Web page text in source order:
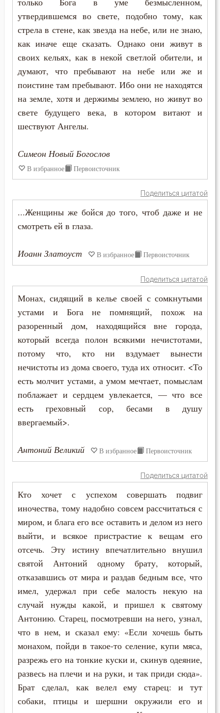
Убийство
Украшение
Ум
Умиление
Уныние
Утешение
Храм
Целомудрие
Человек
Человекоугодие
Честь
Чистота
Чтение
Чудо
Щедрость
Язык
Язычество
Ярость
утвердившемся во свете, подобно тому, как
стрела в стене, как звезда на небе, или не знаю,
как иначе еще сказать. Однако они живут в
своих кельях, как в некой светлой обители, и
думают, что пребывают на небе или же и
поистине там пребывают. Ибо они не находятся
на земле, хотя и держимы землею, но живут во
свете будущего века, в котором витают и
шествуют Ангелы.
Симеон Новый Богослов
В избранное Первоисточник
Поделиться цитатой
...Женщины же бойся до того, чтоб даже и не
смотреть ей в глаза.
Иоанн Златоуст В избранное Первоисточник
Поделиться цитатой
Монах, сидящий в келье своей с сомкнутыми
устами и Бога не помнящий, похож на
разоренный дом, находящийся вне города,
который всегда полон всякими нечистотами,
потому что, кто ни вздумает вынести
нечистоты из дома своего, туда их относит. <То
есть молчит устами, а умом мечтает, помыслам
поблажает и сердцем увлекается, — что все
есть греховный сор, бесами в душу
ввергаемый>.
Антоний Великий В избранное Первоисточник
Поделиться цитатой
Кто хочет с успехом совершать подвиг
иночества, тому надобно совсем рассчитаться с
миром, и блага его все оставить и делом из него
выйти, и всякое пристрастие к вещам его
отсечь. Эту истину впечатлительно внушил
святой Антоний одному брату, который,
отказавшись от мира и раздав бедным все, что
имел, удержал при себе малость некую на
случай нужды какой, и пришел к святому
Антонию. Старец, посмотревши на него, узнал,
что в нем, и сказал ему: «Если хочешь быть
монахом, пойди в такое-то селение, купи мяса,
разрежь его на тонкие куски и, скинув одеяние,
развесь на плечи и на руки, и так приди сюда».
Брат сделал, как велел ему старец: и тут
собаки, птицы и шершни окружили его и